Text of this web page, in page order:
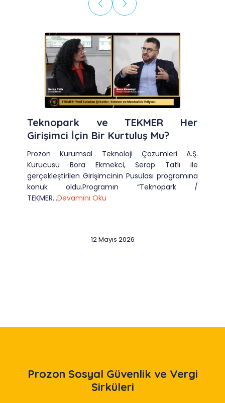
Teknopark ve TEKMER Her
Girişimci İçin Bir Kurtuluş Mu?
Prozon Kurumsal Teknoloji Çözümleri A.Ş.
Kurucusu Bora Ekmekci, Serap Tatlı ile
gerçekleştirilen Girişimcinin Pusulası programına
konuk oldu.Programın “Teknopark /
TEKMER...Devamını Oku
12 Mayıs 2026
Prozon Sosyal Güvenlik ve Vergi
Sirküleri